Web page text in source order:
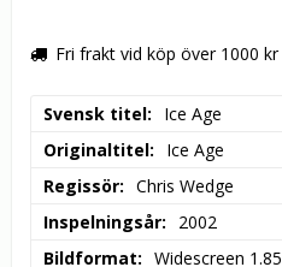
Fri frakt vid köp över 1000 kr
Svensk titel
Ice Age
Originaltitel
Ice Age
Regissör
Chris Wedge
Inspelningsår
2002
Bildformat
Widescreen